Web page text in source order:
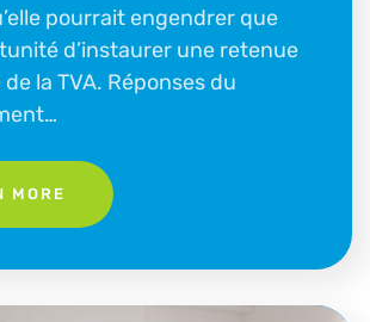
pourrait engendrer que
d’instaurer une retenue
la TVA. Réponses du
MORE